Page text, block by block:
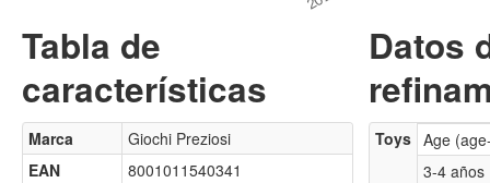
Tabla de
características
Marca
Giochi Preziosi
EAN
8001011540341
Datos
Toys Age
3-4 años